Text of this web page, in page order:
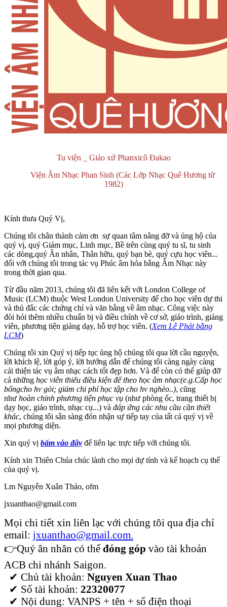
Tu viện _ Giáo xứ Phanxicô Đakao
Viện Âm Nhạc Phan Sinh (Các Lớp Nhạc Quê Hương từ
1982)
Kính thưa Quý Vị,
Chúng tôi chân thành cảm ơn sự quan tâm nâng đỡ và ủng hộ của
quý vị, quý Giám mục, Linh mục, Bề trên cùng quý tu sĩ, tu sinh
các dòng,quý Ân nhân, Thân hữu, quý bạn bè, quý cựu học viên...
đối với chúng tôi trong tác vụ Phúc âm hóa bằng Âm Nhạc này
trong thời gian qua.
Từ đầu năm 2013, chúng tôi đã liên kết với London College of
Music (LCM) thuộc West London University để cho học viên dự thi
và thủ đắc các chứng chỉ và văn bằng về âm nhạc. Công việc này
đòi hỏi thêm nhiều chuẩn bị và điều chỉnh về cơ sở, giáo trình, giảng
viên, phương tiện giảng dạy, hỗ trợ học viên. (Xem Lễ Phát bằng
LCM)
Chúng tôi xin Quý vị tiếp tục ủng hộ chúng tôi qua lời cầu nguyện,
lời khích lệ, lời góp ý, lời hướng dẫn để chúng tôi càng ngày càng
cải thiện tác vụ âm nhạc cách tốt đẹp hơn. Và để còn có thể giúp đỡ
cả những học viên thiếu điều kiện để theo học âm nhạc(e.g.Cấp học
bổngcho hv gỏi; giảm chi phí học tập cho hv nghèo..), cũng
như hoàn chỉnh phương tiện phục vụ (như phòng ốc, trang thiết bị
dạy học, giáo trình, nhạc cụ...) và đáp ứng các nhu cầu cần thiết
khác, chúng tôi sẵn sàng đón nhận sự tiếp tay của tất cả quý vị về
mọi phương diện.
Xin quý vị bấm vào đây để liên lạc trực tiếp với chúng tôi.
Kính xin Thiên Chúa chúc lành cho mọi dự tính và kế hoạch cụ thể
của quý vị.
Lm Nguyễn Xuân Thảo, ofm
jxuanthao@gmail.com
Mọi chi tiết xin liên lạc với chúng tôi qua địa chỉ
email: jxuanthao@gmail.com.
👉Quý ân nhân có thểđóng góp vào tài khoản
ACB chi nhánh Saigon.
✔ Chủ tài khoản: Nguyen Xuan Thao
✔ Số tài khoản: 22320077
✔ Nội dung: VANPS + tên + số điện thoại